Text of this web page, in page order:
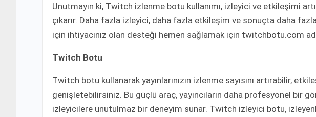
Unutmayın ki, Twitch izlenme botu kullanımı, izleyici ve etkileşimi
çıkarır. Daha fazla izleyici, daha fazla etkileşim ve sonuçta daha
için ihtiyacınız olan desteği hemen sağlamak için twitchbotu.com
Twitch Botu
Twitch botu kullanarak yayınlarınızın izlenme sayısını artırabilir,
genişletebilirsiniz. Bu güçlü araç, yayıncıların daha profesyonel bir
izleyicilere unutulmaz bir deneyim sunar. Twitch izleyici botu,